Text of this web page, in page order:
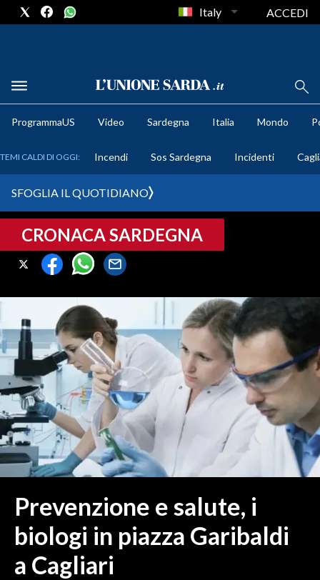
METEO
CRONACA SARDEGNA
CAGLIARI
SULCIS IGLESIENTE
MEDIO CAMPIDANO
ORISTANO E PROVINCIA
SASSARI E PROVINCIA
GALLURA
NUORO E PROVINCIA
OGLIASTRA
AGENDA
ITALIA
MONDO
POLITICA
Italy ACCEDI
ProgrammaUS Video Sardegna Italia Mondo
TEMI CALDI DI OGGI: Incendi Sos Sardegna Incidenti
SFOGLIA IL QUOTIDIANO
CRONACA SARDEGNA
Prevenzione e salute, i
biologi in piazza Garibaldi
a Cagliari